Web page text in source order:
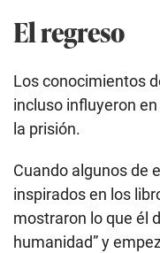
El regreso
Los conocimientos
incluso influyeron
la prisión.
Cuando algunos de
inspirados en los
mostraron lo que él
humanidad” y